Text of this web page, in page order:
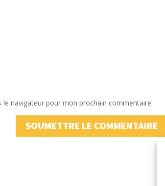
navigateur pour mon prochain commentaire.
SOUMETTRE LE COMMENTAIRE